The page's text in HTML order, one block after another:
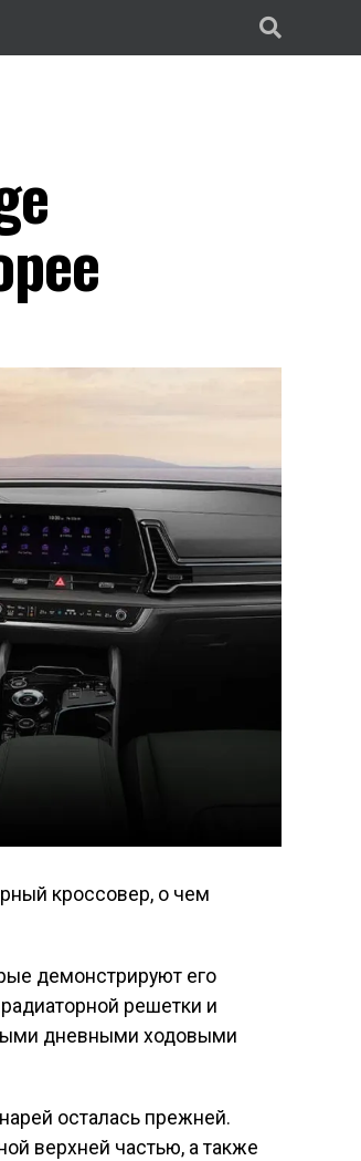
кроссовер, о чем
демонстрируют его
решетки и
дневными ходовыми
осталась прежней.
верхней частью, а также